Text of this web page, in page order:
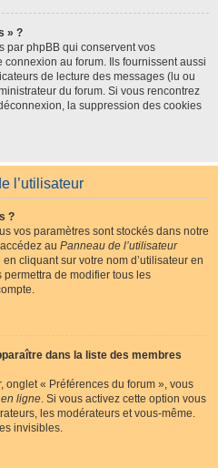
» ?
par phpBB qui conservent vos
connexion au forum. Ils fournissent aussi
de lecture des messages (lu ou
du forum. Si vous rencontrez
la suppression des cookies
l’utilisateur
?
vos paramètres sont stockés dans notre
au Panneau de l’utilisateur
cliquant sur votre nom d’utilisateur en
permettra de modifier tous les
dans la liste des membres
onglet « Préférences du forum », vous
ligne. Si vous activez cette option vous
les modérateurs et vous-même.
invisibles.